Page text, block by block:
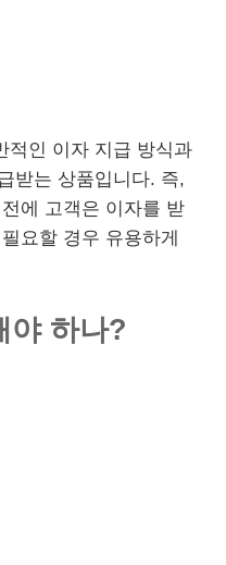
적인 이자 지급 방식과
받는 상품입니다. 즉,
에 고객은 이자를 받
요할 경우 유용하게
야 하나?